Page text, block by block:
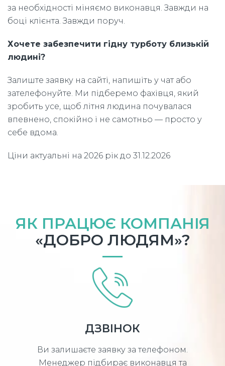
за необхідності міняємо виконавця. Завжди на
боці клієнта. Завжди поруч.
Хочете забезпечити гідну турботу близькій
людині?
Залиште заявку на сайті, напишіть у чат або
зателефонуйте. Ми підберемо фахівця, який
зробить усе, щоб літня людина почувалася
впевнено, спокійно і не самотньо — просто у
себе вдома.
Ціни актуальні на 2026 рік до 31.12.2026
ЯК ПРАЦЮЄ КОМПАНІЯ
«ДОБРО ЛЮДЯМ»?
ДЗВІНОК
Ви залишаєте заявку за телефоном.
Менеджер підбирає виконавця та